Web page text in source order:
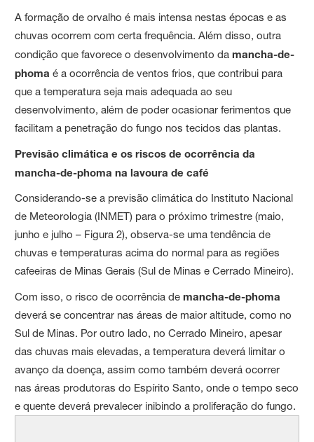
A formação de orvalho é mais intensa nestas épocas e as
chuvas ocorrem com certa frequência. Além disso, outra
condição que favorece o desenvolvimento damancha-de-
phoma é a ocorrência de ventos frios, que contribui para
que a temperatura seja mais adequada ao seu
desenvolvimento, além de poder ocasionar ferimentos que
facilitam a penetração do fungo nos tecidos das plantas.
Previsão climática e os riscos de ocorrência da
mancha-de-phoma na lavoura de café
Considerando-se a previsão climática do Instituto Nacional
de Meteorologia (INMET) para o próximo trimestre (maio,
junho e julho – Figura 2), observa-se uma tendência de
chuvas e temperaturas acima do normal para as regiões
cafeeiras de Minas Gerais (Sul de Minas e Cerrado Mineiro).
Com isso, o risco de ocorrência demancha-de-phoma
deverá se concentrar nas áreas de maior altitude, como no
Sul de Minas. Por outro lado, no Cerrado Mineiro, apesar
das chuvas mais elevadas, a temperatura deverá limitar o
avanço da doença, assim como também deverá ocorrer
nas áreas produtoras do Espírito Santo, onde o tempo seco
e quente deverá prevalecer inibindo a proliferação do fungo.